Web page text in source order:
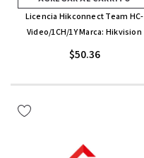
Licencia Hikconnect Team HC-
Video/1CH/1Y Marca: Hikvision
$50.36